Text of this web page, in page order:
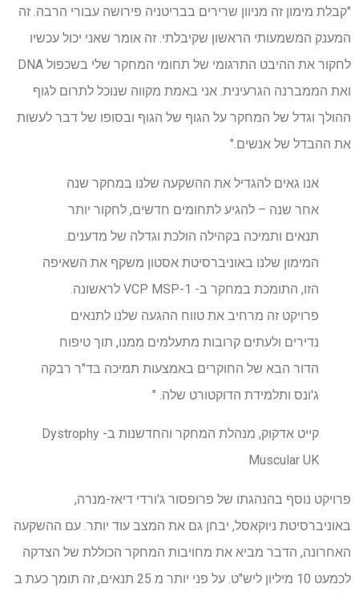
"קבלת מימון זה מניוון שרירים בבריטניה פירושה עבורי הרבה. זה
המענק המשמעותי הראשון שקיבלתי. זה אומר שאני יכול עכשיו
לחקור את ההיבט התרגומי של תחומי המחקר שלי בשכפול DNA
ואת הממברנה הגרעינית. אני באמת מקווה שנוכל לתרום לגוף
ההולך וגדל של המחקר על הגוף של הגוף ובסופו של דבר לעשות
את ההבדל של אנשים."
אנו גאים להגדיל את ההשקעה שלנו במחקר שנה
אחר שנה – להגיע לתחומים חדשים, לחקור יותר
תנאים ותמיכה בקהילה הולכת וגדלה של מדענים.
המימון שלנו באוניברסיטת אסטון משקף את השאיפה
הזו, התומכת במחקר ב- VCP MSP-1 לראשונה.
פרויקט זה מרחיב את טווח ההגעה שלנו לתנאים
נדירים ולעתים קרובות מתעלמים ממנו, תוך טיפוח
הדור הבא של החוקרים באמצעות תמיכה בד"ר רבקה
ג'ונס ותלמידת הדוקטורט שלה. "
קייט אדקוק, מנהלת המחקר והחדשנות ב- Dystrophy
Muscular UK
פרויקט נוסף בהנהגתו של פרופסור ג'ורדי דיאז-מנרה,
באוניברסיטת ניוקאסל, יבחן גם את המצב עוד יותר. עם ההשקעה
האחרונה, הדבר מביא את מחויבות המחקר הכוללת של הצדקה
לכמעט 10 מיליון ליש"ט. על פני יותר מ 25 תנאים, זה תומך כעת ב